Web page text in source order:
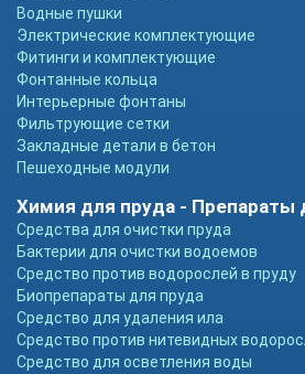
Водные пушки
Электрические комплектующие
Фитинги и комплектующие
Фонтанные кольца
Интерьерные фонтаны
Фильтрующие сетки
Закладные детали в бетон
Пешеходные модули
Химия для пруда - Препараты
Средства для очистки пруда
Бактерии для очистки водоемов
Средство против водорослей в пруду
Биопрепараты для пруда
Средство для удаления ила
Средство против нитевидных
Средство для осветления воды